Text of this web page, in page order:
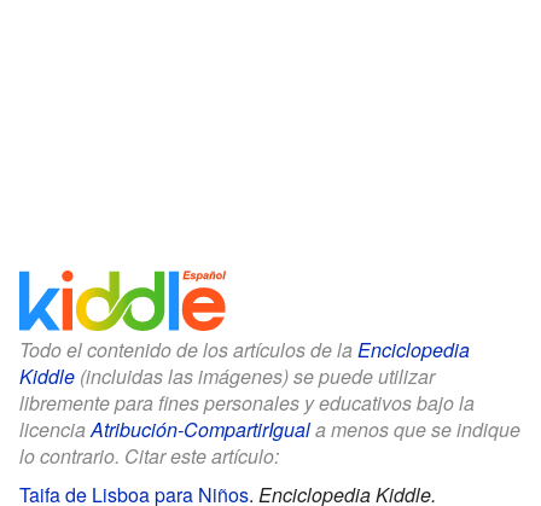
Todo el contenido de los artículos de la Enciclopedia
Kiddle (incluidas las imágenes) se puede utilizar
libremente para fines personales y educativos bajo la
licenciaAtribución-CompartirIguala menos que se indique
lo contrario. Citar este artículo:
Taifa de Lisboa para Niños. Enciclopedia Kiddle.